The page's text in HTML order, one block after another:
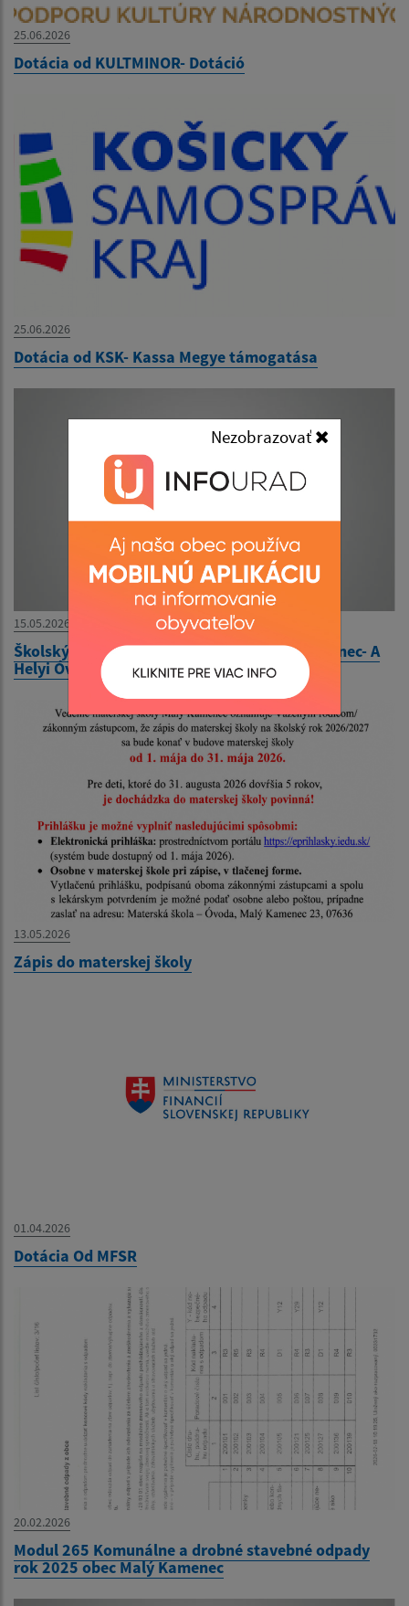
Nezobrazovať
25.06.2026
Dotácia od KULTMINOR- Dotáció
25.06.2026
Dotácia od KSK- Kassa Megye támogatása
15.05.2026
Školský poriadok Materskej školy Malý Kamenec- A
Helyi Óvoda iskolai rendje
13.05.2026
Zápis do materskej školy
01.04.2026
Dotácia Od MFSR
20.02.2026
Modul 265 Komunálne a drobné stavebné odpady
rok 2025 obec Malý Kamenec